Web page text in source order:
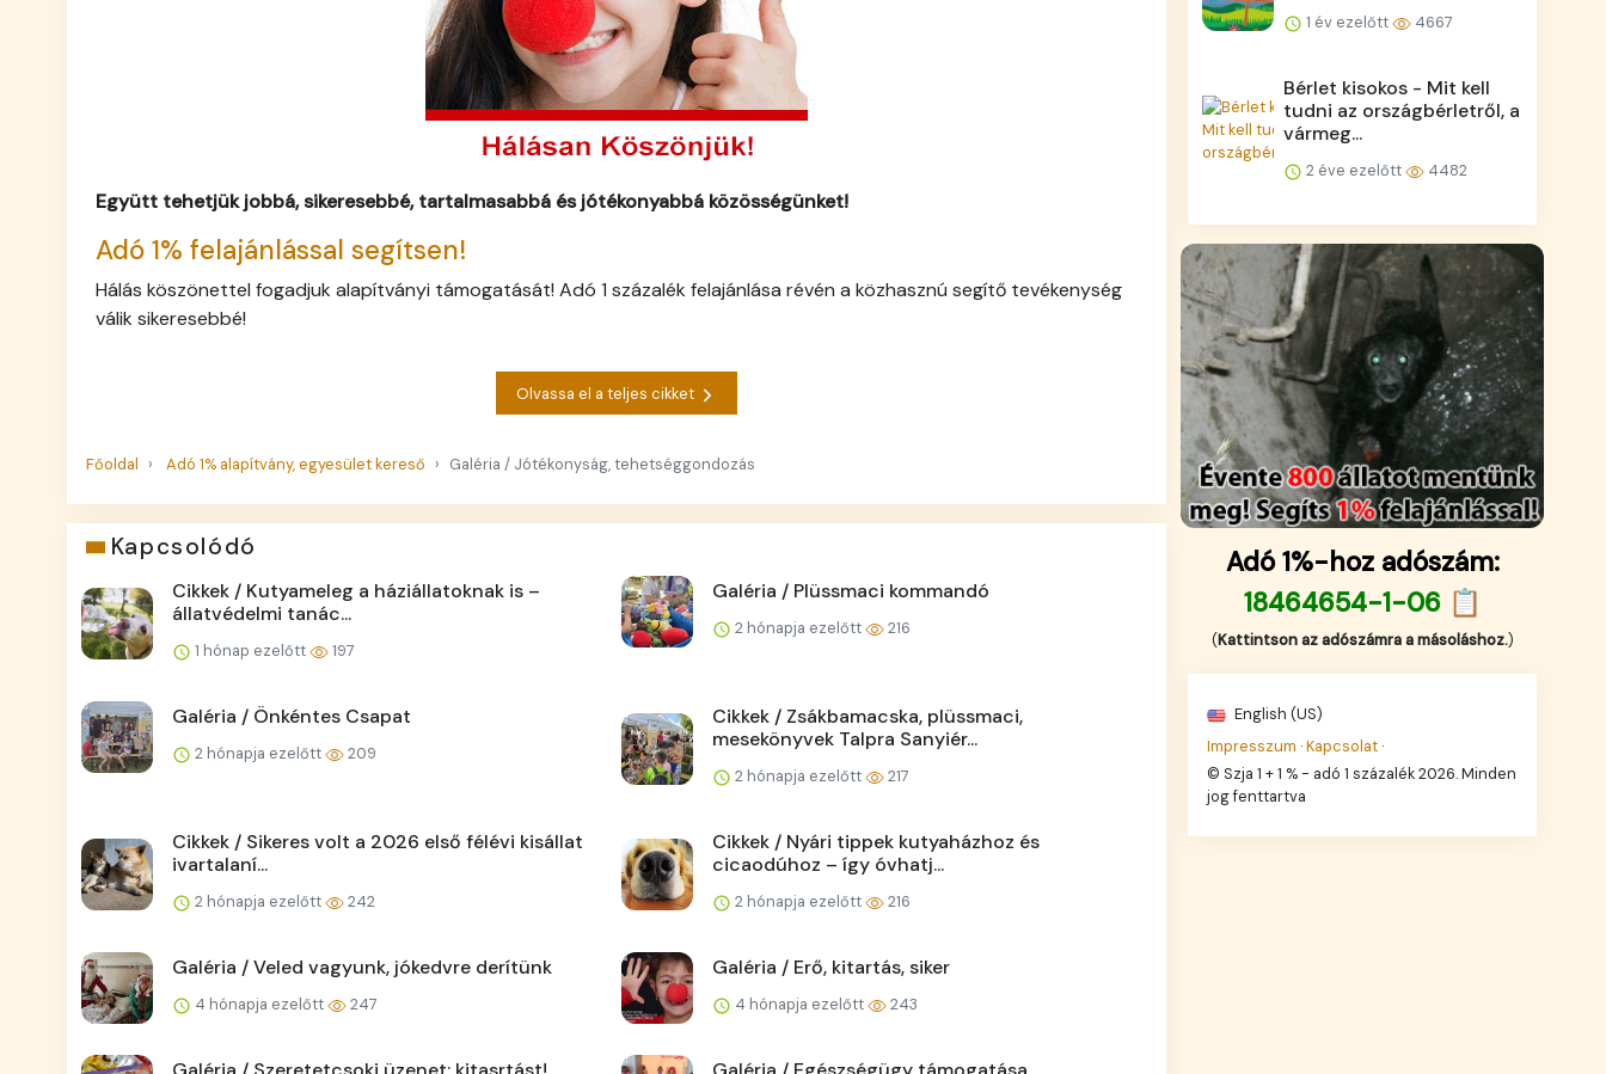
Együtt tehetjük jobbá, sikeresebbé, tartalmasabbá és jótékonyabbá közösségünket!
Adó 1% felajánlással segítsen!
Hálás köszönettel fogadjuk alapítványi támogatását! Adó 1 százalék felajánlása révén a közhasznú segítő tevékenység
válik sikeresebbé!
Olvassa el a teljes cikket
Főoldal Adó 1% alapítvány, egyesület kereső Galéria / Jótékonyság, tehetséggondozás
Kapcsolódó
Cikkek / Kutyameleg a háziállatoknak is –
állatvédelmi tanác...
1 hónap ezelőtt 197
Galéria / Plüssmaci kommandó
2 hónapja ezelőtt 216
Galéria / Önkéntes Csapat
2 hónapja ezelőtt 209
Cikkek / Zsákbamacska, plüssmaci,
mesekönyvek Talpra Sanyiér...
2 hónapja ezelőtt 217
Cikkek / Sikeres volt a 2026 első félévi kisállat
ivartalaní...
2 hónapja ezelőtt 242
Cikkek / Nyári tippek kutyaházhoz és
cicaodúhoz – így óvhatj...
2 hónapja ezelőtt 216
Galéria / Veled vagyunk, jókedvre derítünk
4 hónapja ezelőtt 247
Galéria / Erő, kitartás, siker
4 hónapja ezelőtt 243
1 év ezelőtt 4667
Bérlet kisokos - Mit kell
tudni az országbérletről, a
vármeg...
2 éve ezelőtt 4482
Adó 1%-hoz adószám:
18464654-1-06 📋
(Kattintson az adószámra a másoláshoz.)
English (US)
Impresszum ·Kapcsolat ·
© Szja 1 + 1 % - adó 1 százalék 2026. Minden
jog fenttartva